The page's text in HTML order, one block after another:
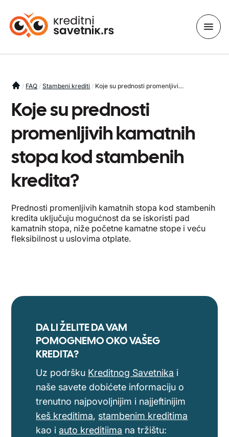
You are here
FAQ Stambeni krediti Koje su prednosti promenljivih kamatnih stopa kod stambenih kredita?
Koje su prednosti
promenljivih kamatnih
stopa kod stambenih
kredita?
Prednosti promenljivih kamatnih stopa kod stambenih
kredita uključuju mogućnost da se iskoristi pad
kamatnih stopa, niže početne kamatne stope i veću
fleksibilnost u uslovima otplate.
DA LI ŽELITE DA VAM
POMOGNEMO OKO VAŠEG
KREDITA?
Uz podršku Kreditnog Savetnika i
naše savete dobićete informaciju o
trenutno najpovoljnijim i najjeftinijim
keš kreditima, stambenim kreditima
kao iauto kreditiima na tržištu: